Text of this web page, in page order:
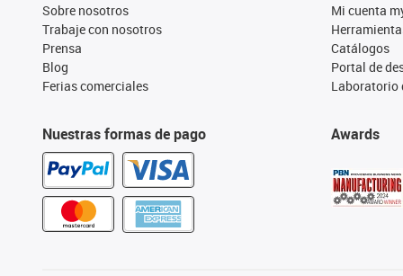
Sobre nosotros
Trabaje con nosotros
Prensa
Blog
Ferias comerciales
Nuestras formas de pago
Mi cuenta
Catálogos
Portal de
Laboratorio
Awards